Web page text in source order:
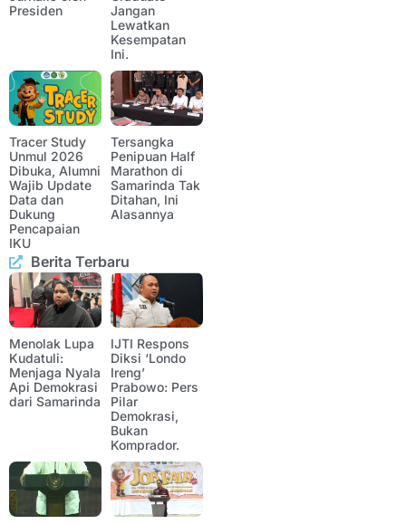
Presiden
Jangan
Lewatkan
Kesempatan
Ini.
Tracer Study
Unmul 2026
Dibuka, Alumni
Wajib Update
Data dan
Dukung
Pencapaian
IKU
Tersangka
Penipuan Half
Marathon di
Samarinda Tak
Ditahan, Ini
Alasannya
Berita Terbaru
Menolak Lupa
Kudatuli:
Menjaga Nyala
Api Demokrasi
dari Samarinda
IJTI Respons
Diksi ‘Londo
Ireng’
Prabowo: Pers
Pilar
Demokrasi,
Bukan
Komprador.